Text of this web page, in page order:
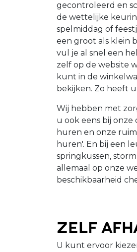
gecontroleerd en
de wettelijke
spelmiddag of
een groot als klein
vul je al snel een
zelf op de website
kunt in de
bekijken. Zo heeft
Wij hebben met
u ook eens bij
huren en onze
huren'. En bij een
springkussen,
allemaal op onze
beschikbaarheid
Zelf
U kunt ervoor